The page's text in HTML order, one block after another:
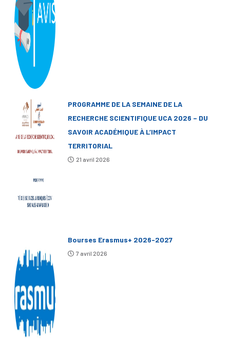
PROGRAMME DE LA SEMAINE DE LA
RECHERCHE SCIENTIFIQUE UCA 2026 – DU
SAVOIR ACADÉMIQUE À L’IMPACT
TERRITORIAL
21 avril 2026
Bourses Erasmus+ 2026-2027
7 avril 2026